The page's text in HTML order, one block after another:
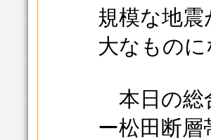
規模な地
大なもの
本日の総
ー松田断